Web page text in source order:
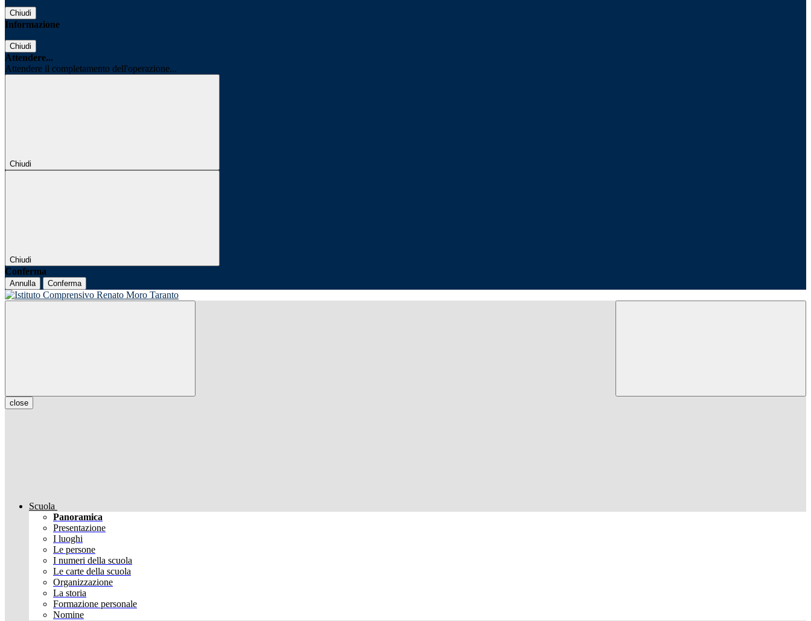
Chiudi
Informazione
Chiudi
Attendere...
Attendere il completamento dell'operazione...
Chiudi
Chiudi
Conferma
Annulla Conferma
close
Scuola
Panoramica
Presentazione
I luoghi
Le persone
I numeri della scuola
Le carte della scuola
Organizzazione
La storia
Formazione personale
Nomine